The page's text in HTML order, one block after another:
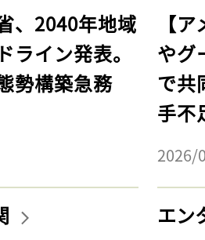
、2040年地域
ライン発表。
勢構築急務
【
やグ
で共
手不
2026/
エン